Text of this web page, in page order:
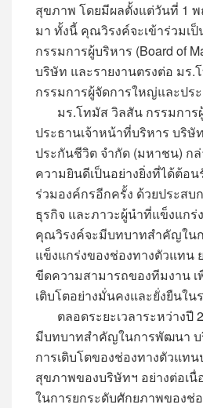
สุขภาพ โดยมีผลตั้งแต่วันที่ 1
มา ทั้งนี้ คุณวิรงค์จะเข้าร่วมเ
กรรมการผู้บริหาร (Board of
บริษัท และรายงานตรงต่อ มร.
กรรมการผู้จัดการใหญ่และปร
มร.โทมัส วิลสัน กรรมการ
ประธานเจ้าหน้าที่บริหาร บริษั
ประกันชีวิต จำกัด (มหาชน) กล่
ความยินดีเป็นอย่างยิ่งที่ได้ต้อ
ร่วมองค์กรอีกครั้ง ด้วยประสบ
ธุรกิจ และภาวะผู้นำที่แข็งแกร่
คุณวิรงค์จะมีบทบาทสำคัญใน
แข็งแกร่งของช่องทางตัวแทน
ขีดความสามารถของทีมงาน เ
เติบโตอย่างมั่นคงและยั่งยืนใน
ตลอดระยะเวลาระหว่างปี
มีบทบาทสำคัญในการพัฒนา บ
การเติบโตของช่องทางตัวแท
สุขภาพของบริษัทฯ อย่างต่อเ
ในการยกระดับศักยภาพของช่